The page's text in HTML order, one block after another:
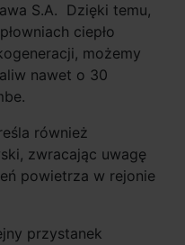
S.A. Dzięki temu,
ciepło
możemy
nawet o 30
również
zwracając uwagę
powietrza w rejonie
przystanek